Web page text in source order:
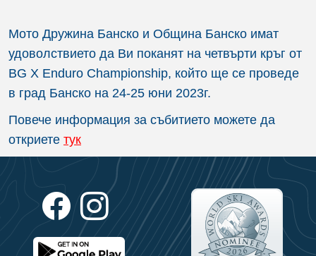
Мото Дружина Банско и Община Банско имат
удоволствието да Ви поканят на четвърти кръг от
BG X Enduro Championship, който ще се проведе
в град Банско на 24-25 юни 2023г.
Повече информация за събитието можете да
откриете тук